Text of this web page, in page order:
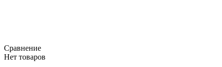
Сравнение
Нет товаров